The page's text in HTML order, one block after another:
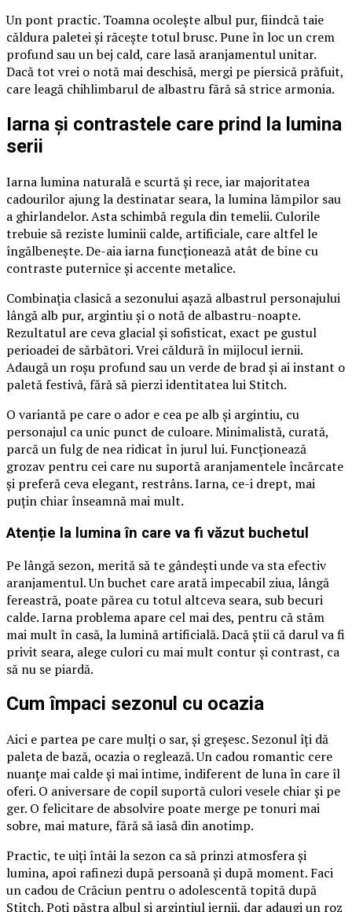
Un pont practic. Toamna ocolește albul pur, fiindcă taie
căldura paletei și răcește totul brusc. Pune în loc un crem
profund sau un bej cald, care lasă aranjamentul unitar.
Dacă tot vrei o notă mai deschisă, mergi pe piersică prăfuit,
care leagă chihlimbarul de albastru fără să strice armonia.
Iarna și contrastele care prind la lumina
serii
Iarna lumina naturală e scurtă și rece, iar majoritatea
cadourilor ajung la destinatar seara, la lumina lămpilor sau
a ghirlandelor. Asta schimbă regula din temelii. Culorile
trebuie să reziste luminii calde, artificiale, care altfel le
îngălbenește. De-aia iarna funcționează atât de bine cu
contraste puternice și accente metalice.
Combinația clasică a sezonului așază albastrul personajului
lângă alb pur, argintiu și o notă de albastru-noapte.
Rezultatul are ceva glacial și sofisticat, exact pe gustul
perioadei de sărbători. Vrei căldură în mijlocul iernii.
Adaugă un roșu profund sau un verde de brad și ai instant o
paletă festivă, fără să pierzi identitatea lui Stitch.
O variantă pe care o ador e cea pe alb și argintiu, cu
personajul ca unic punct de culoare. Minimalistă, curată,
parcă un fulg de nea ridicat în jurul lui. Funcționează
grozav pentru cei care nu suportă aranjamentele încărcate
și preferă ceva elegant, restrâns. Iarna, ce-i drept, mai
puțin chiar înseamnă mai mult.
Atenție la lumina în care va fi văzut buchetul
Pe lângă sezon, merită să te gândești unde va sta efectiv
aranjamentul. Un buchet care arată impecabil ziua, lângă
fereastră, poate părea cu totul altceva seara, sub becuri
calde. Iarna problema apare cel mai des, pentru că stăm
mai mult în casă, la lumină artificială. Dacă știi că darul va fi
privit seara, alege culori cu mai mult contur și contrast, ca
să nu se piardă.
Cum împaci sezonul cu ocazia
Aici e partea pe care mulți o sar, și greșesc. Sezonul îți dă
paleta de bază, ocazia o reglează. Un cadou romantic cere
nuanțe mai calde și mai intime, indiferent de luna în care îl
oferi. O aniversare de copil suportă culori vesele chiar și pe
ger. O felicitare de absolvire poate merge pe tonuri mai
sobre, mai mature, fără să iasă din anotimp.
Practic, te uiți întâi la sezon ca să prinzi atmosfera și
lumina, apoi rafinezi după persoană și după moment. Faci
un cadou de Crăciun pentru o adolescentă topită după
Stitch. Poți păstra albul și argintiul iernii, dar adaugi un roz